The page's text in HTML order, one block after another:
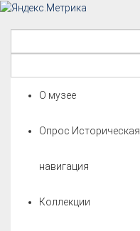
О музее
Опрос Историческая
навигация
Коллекции